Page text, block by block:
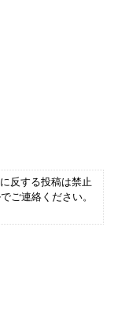
反する投稿は禁止
ご連絡ください。